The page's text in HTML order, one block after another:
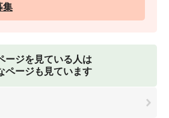
集
ージを見ている人は
ページも見ています